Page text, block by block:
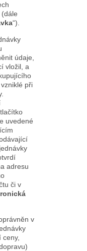
“).
údaje,
vložil, a
při
uvedené
adresu
či v
v